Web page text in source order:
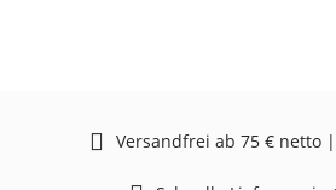
Versandfrei ab 75 € netto